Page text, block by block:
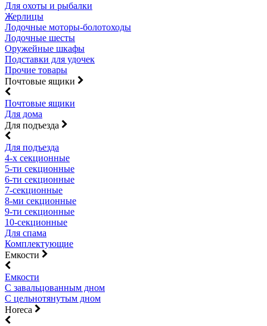
Для охоты и рыбалки
Жерлицы
Лодочные моторы-болотоходы
Лодочные шесты
Оружейные шкафы
Подставки для удочек
Прочие товары
Почтовые ящики
Почтовые ящики
Для дома
Для подъезда
Для подъезда
4-х секционные
5-ти секционные
6-ти секционные
7-секционные
8-ми секционные
9-ти секционные
10-секционные
Для спама
Комплектующие
Емкости
Емкости
С завальцованным дном
С цельнотянутым дном
Horeca